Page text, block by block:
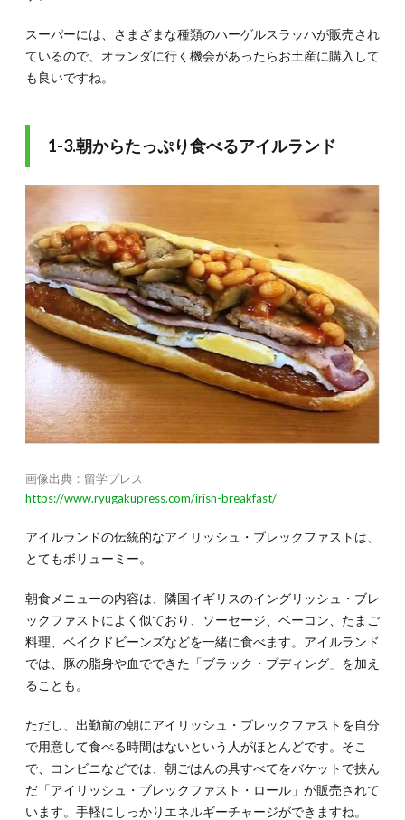
エル
文化
や歴
触れ
よう
スーパーには、さまざまな種類のハーゲルスラッハが販売され
ているので、オランダに行く機会があったらお土産に購入して
も良いですね。
1-3.朝からたっぷり食べるアイルランド
画像出典：留学プレス
https://www.ryugakupress.com/irish-breakfast/
アイルランドの伝統的なアイリッシュ・ブレックファストは、
とてもボリューミー。
朝食メニューの内容は、隣国イギリスのイングリッシュ・ブレ
ックファストによく似ており、ソーセージ、ベーコン、たまご
料理、ベイクドビーンズなどを一緒に食べます。アイルランド
では、豚の脂身や血でできた「ブラック・プディング」を加え
ることも。
ただし、出勤前の朝にアイリッシュ・ブレックファストを自分
で用意して食べる時間はないという人がほとんどです。そこ
で、コンビニなどでは、朝ごはんの具すべてをバケットで挟ん
だ「アイリッシュ・ブレックファスト・ロール」が販売されて
います。手軽にしっかりエネルギーチャージができますね。